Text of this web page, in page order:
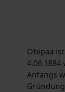
Otepää
Anfangs